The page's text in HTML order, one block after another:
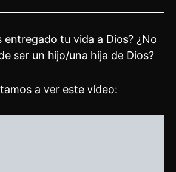
entregado tu vida a Dios? ¿No
ser un hijo/una hija de Dios?
a ver este vídeo: